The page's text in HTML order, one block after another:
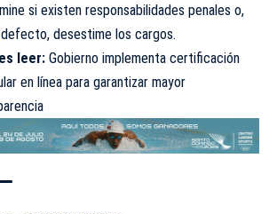
si existen responsabilidades penales o,
desestime los cargos.
leer: Gobierno implementa certificación
en línea para garantizar mayor